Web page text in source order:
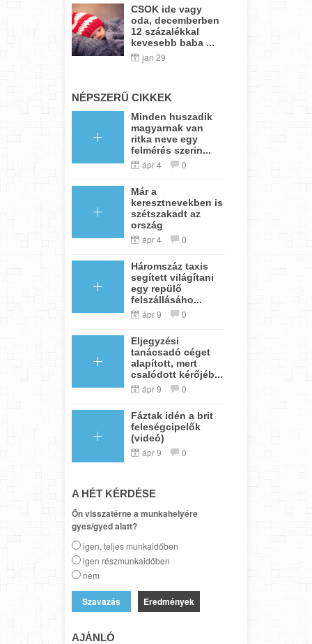
CSOK ide vagy
oda, decemberben
12 százalékkal
kevesebb baba ...
jan 29
NÉPSZERŰ CIKKEK
Minden huszadik
magyarnak van
ritka neve egy
felmérés szerin...
ápr 4 0
Már a
keresztnevekben is
szétszakadt az
ország
ápr 4 0
Háromszáz taxis
segített világítani
egy repülő
felszállásáho...
ápr 9 0
Eljegyzési
tanácsadó céget
alapított, mert
csalódott kérőjéb...
ápr 9 0
Fáztak idén a brit
feleségcipelők
(videó)
ápr 9 0
A HÉT KÉRDÉSE
Ön visszatérne a munkahelyére
gyes/gyed alatt?
igen, teljes munkaidőben
igen részmunkaidőben
nem
Eredmények
AJÁNLÓ